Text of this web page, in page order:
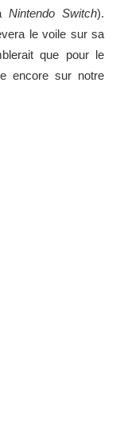
Nintendo Switch).
le voile sur sa
que pour le
encore sur notre